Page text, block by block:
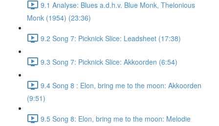
9.1 Analyse: Blues a.d.h.v. Blue Monk, Thelonious
Monk (1954) (23:36)
9.2 Song 7: Picknick Slice: Leadsheet (17:38)
9.3 Song 7: Picknick Slice: Akkoorden (6:54)
9.4 Song 8 : Elon, bring me to the moon: Akkoorden
(9:51)
9.5 Song 8: Elon, bring me to the moon: Melodie